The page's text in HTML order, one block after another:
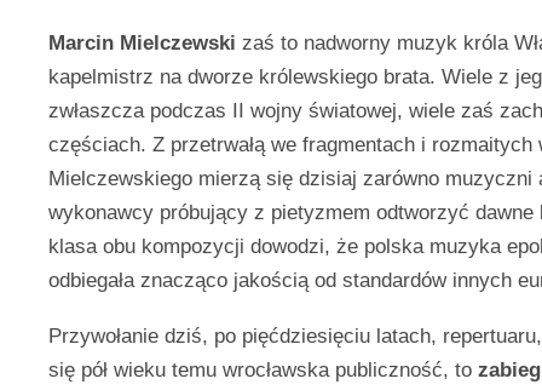
Marcin Mielczewski zaś to nadworny muzyk króla
kapelmistrz na dworze królewskiego brata. Wiele z
zwłaszcza podczas II wojny światowej, wiele zaś
częściach. Z przetrwałą we fragmentach i
Mielczewskiego mierzą się dzisiaj zarówno muzyczni
wykonawcy próbujący z pietyzmem odtworzyć dawne
klasa obu kompozycji dowodzi, że polska muzyka
odbiegała znacząco jakością od standardów innych
Przywołanie dziś, po pięćdziesięciu latach,
się pół wieku temu wrocławska publiczność, to